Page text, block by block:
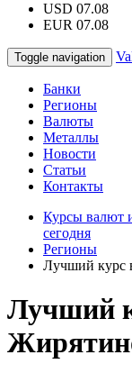
USD 07.08
EUR 07.08
Toggle navigation
Банки
Регионы
Валюты
Металлы
Новости
Статьи
Контакты
Курсы валют
сегодня
Регионы
Лучший курс
Лучший